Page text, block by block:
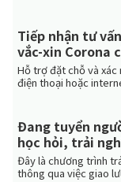
Tiếp nhận tư
vắc-xin Corona
Hỗ trợ đặt chỗ và xác
điện thoại hoặc
Đang tuyển
học hỏi, trải
Đây là chương trình
thông qua việc giao